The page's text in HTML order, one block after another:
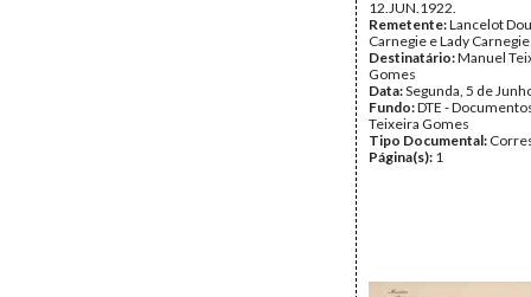
12.JUN.1922.
Remetente:Lancelot
Carnegie e Lady Carnegie
Destinatário:Manuel
Gomes
Data:Segunda, 5 de
Fundo:DTE -
Teixeira Gomes
Tipo Documental:
Página(s): 1